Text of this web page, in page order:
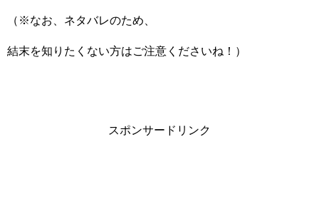
（※なお、ネタバレのため、
結末を知りたくない方はご注意くださいね！）
スポンサードリンク